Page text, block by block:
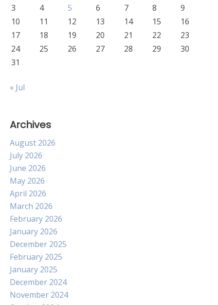
3
4 5 6 7 8
9
10
11 12 13 14 15
16
17
18 19 20 21 22
23
24
25 26 27 28 29
30
31
« Jul
Archives
August 2026
July 2026
June 2026
May 2026
April 2026
March 2026
February 2026
January 2026
December 2025
February 2025
January 2025
December 2024
November 2024